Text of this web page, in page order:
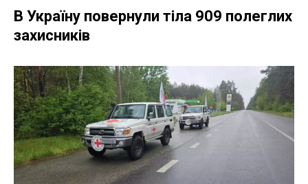
В Україну повернули тіла 909 полеглих
захисників